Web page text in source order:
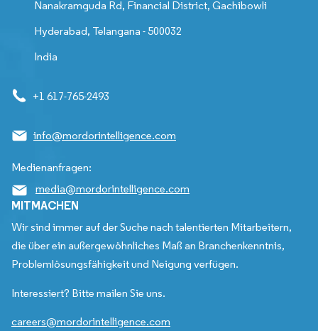
Nanakramguda Rd, Financial District, Gachibowli
Hyderabad, Telangana - 500032
India
+1 617-765-2493
info@mordorintelligence.com
Medienanfragen:
media@mordorintelligence.com
MITMACHEN
Wir sind immer auf der Suche nach talentierten Mitarbeitern,
die über ein außergewöhnliches Maß an Branchenkenntnis,
Problemlösungsfähigkeit und Neigung verfügen.
Interessiert? Bitte mailen Sie uns.
careers@mordorintelligence.com